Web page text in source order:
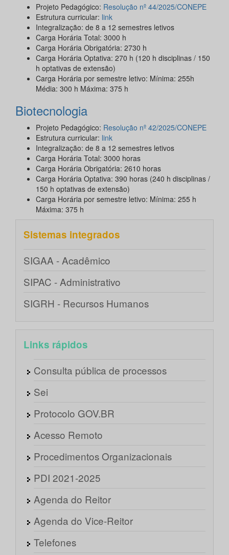
Projeto Pedagógico: Resolução nº 44/2025/CONEPE
Estrutura curricular: link
Integralização: de 8 a 12 semestres letivos
Carga Horária Total: 3000 h
Carga Horária Obrigatória: 2730 h
Carga Horária Optativa: 270 h (120 h disciplinas / 150
h optativas de extensão)
Carga Horária por semestre letivo: Mínima: 255h
Média: 300 h Máxima: 375 h
Biotecnologia
Projeto Pedagógico: Resolução nº 42/2025/CONEPE
Estrutura curricular: link
Integralização: de 8 a 12 semestres letivos
Carga Horária Total: 3000 horas
Carga Horária Obrigatória: 2610 horas
Carga Horária Optativa: 390 horas (240 h disciplinas /
150 h optativas de extensão)
Carga Horária por semestre letivo: Mínima: 255 h
Máxima: 375 h
Sistemas integrados
SIGAA - Acadêmico
SIPAC - Administrativo
SIGRH - Recursos Humanos
Links rápidos
Consulta pública de processos
Sei
Protocolo GOV.BR
Acesso Remoto
Procedimentos Organizacionais
PDI 2021-2025
Agenda do Reitor
Agenda do Vice-Reitor
Telefones